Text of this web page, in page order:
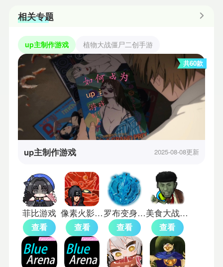
相关专题
up主制作游戏 植物大战僵尸二创手游
共60款
up主制作游戏 2025-08-08更新
菲比游戏
查看
像素火影u鼬神
查看
罗布变身模拟器(含怪兽水晶)
查看
美食大战老八魔改版
查看